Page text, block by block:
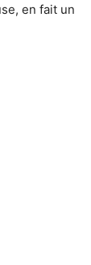
en fait un